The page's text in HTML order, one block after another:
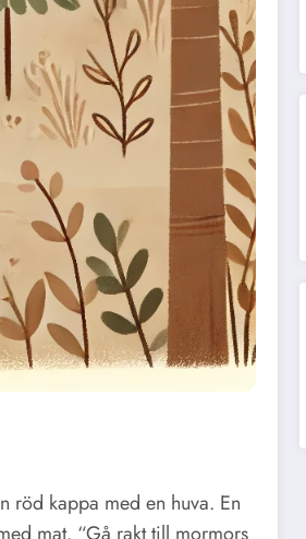
röd kappa med en huva. En
mat. “Gå rakt till mormors